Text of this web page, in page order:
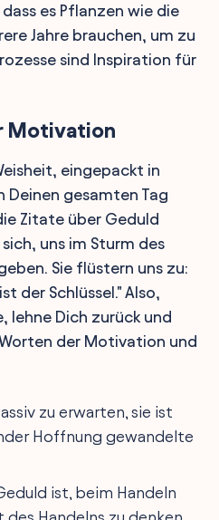
es Pflanzen wie die
Jahre brauchen, um zu
sind Inspiration für
Motivation
eingepackt in
Deinen gesamten Tag
Zitate über Geduld
uns im Sturm des
Sie flüstern uns zu:
der Schlüssel." Also,
lehne Dich zurück und
der Motivation und
zu erwarten, sie ist
Hoffnung gewandelte
ist, beim Handeln